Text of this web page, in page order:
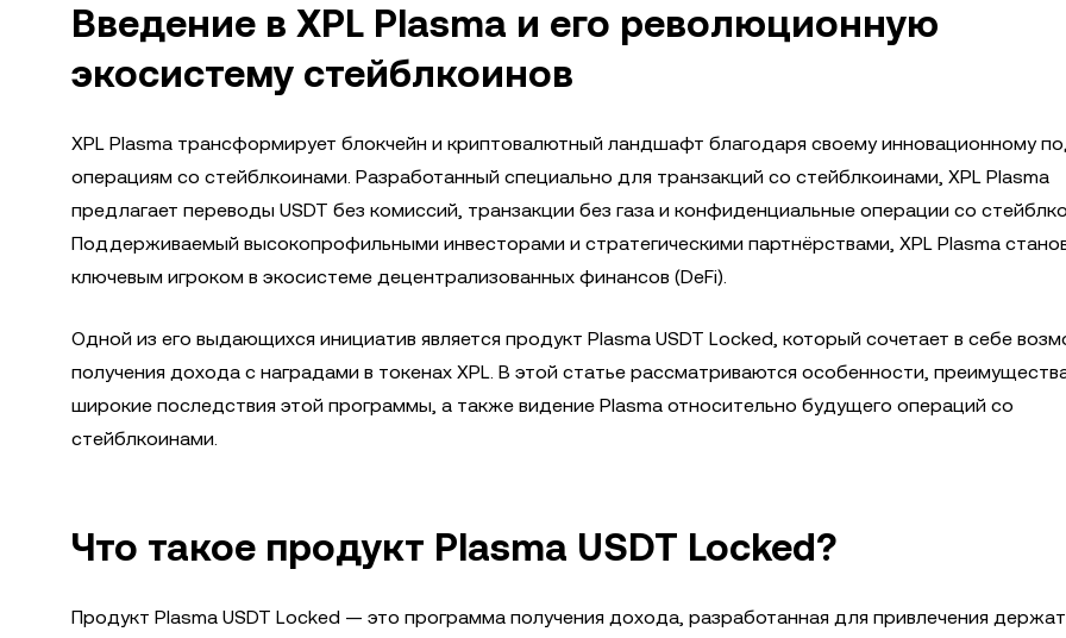
Введение в XPL Plasma и его революционную
экосистему стейблкоинов
XPL Plasma трансформирует блокчейн и криптовалютный ландшафт благодаря своему инновационному
операциям со стейблкоинами. Разработанный специально для транзакций со стейблкоинами, XPL Plasma
предлагает переводы USDT без комиссий, транзакции без газа и конфиденциальные операции со
Поддерживаемый высокопрофильными инвесторами и стратегическими партнёрствами, XPL Plasma
ключевым игроком в экосистеме децентрализованных финансов (DeFi).
Одной из его выдающихся инициатив является продукт Plasma USDT Locked, который сочетает в себе
получения дохода с наградами в токенах XPL. В этой статье рассматриваются особенности,
широкие последствия этой программы, а также видение Plasma относительно будущего операций со
стейблкоинами.
Что такое продукт Plasma USDT Locked?
Продукт Plasma USDT Locked — это программа получения дохода, разработанная для привлечения